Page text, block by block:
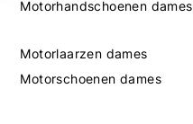
Motorhandschoenen dames
Motorlaarzen dames
Motorschoenen dames